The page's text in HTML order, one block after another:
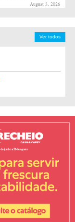
August 3, 2026
Ver todos